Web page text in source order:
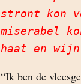
stront kon
miserabel
haat en
“Ik ben de